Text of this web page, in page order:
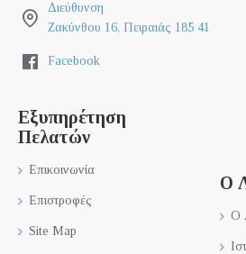
Διεύθυνση
Ζακύνθου 16, Πειραιάς 185 41
Facebook
Εξυπηρέτηση
Πελατών
Επικοινωνία
Επιστροφές
Site Map
Ο
Ο